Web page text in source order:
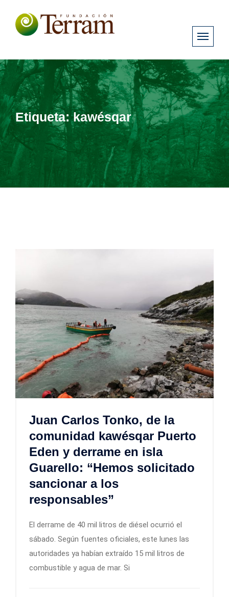
Etiqueta:kawésqar
Juan Carlos Tonko, de la
comunidad kawésqar Puerto
Eden y derrame en isla
Guarello: “Hemos solicitado
sancionar a los
responsables”
El derrame de 40 mil litros de diésel ocurrió el
sábado. Según fuentes oficiales, este lunes las
autoridades ya habían extraído 15 mil litros de
combustible y agua de mar. Si